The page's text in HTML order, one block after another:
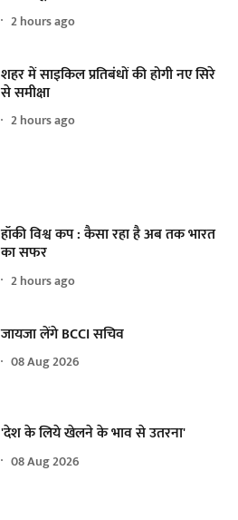
2 hours ago
शहर में साइकिल प्रतिबंधों की होगी नए सिरे
से समीक्षा
2 hours ago
हॉकी विश्व कप : कैसा रहा है अब तक भारत
का सफर
2 hours ago
जायजा लेंगे BCCI सचिव
08 Aug 2026
'देश के लिये खेलने के भाव से उतरना'
08 Aug 2026